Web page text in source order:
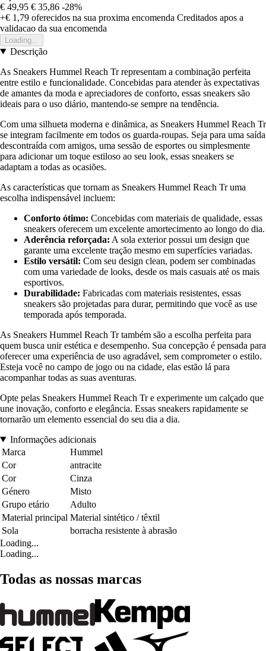
€ 49,95 € 35,86 -28%
+€ 1,79 oferecidos na sua proxima encomenda Creditados apos a
validacao da sua encomenda
Loading...
Descrição
As Sneakers Hummel Reach Tr representam a combinação perfeita
entre estilo e funcionalidade. Concebidas para atender às expectativas
de amantes da moda e apreciadores de conforto, essas sneakers são
ideais para o uso diário, mantendo-se sempre na tendência.
Com uma silhueta moderna e dinâmica, as Sneakers Hummel Reach Tr
se integram facilmente em todos os guarda-roupas. Seja para uma saída
descontraída com amigos, uma sessão de esportes ou simplesmente
para adicionar um toque estiloso ao seu look, essas sneakers se
adaptam a todas as ocasiões.
As características que tornam as Sneakers Hummel Reach Tr uma
escolha indispensável incluem:
Conforto ótimo: Concebidas com materiais de qualidade, essas
sneakers oferecem um excelente amortecimento ao longo do dia.
Aderência reforçada: A sola exterior possui um design que
garante uma excelente tração mesmo em superfícies variadas.
Estilo versátil: Com seu design clean, podem ser combinadas
com uma variedade de looks, desde os mais casuais até os mais
esportivos.
Durabilidade: Fabricadas com materiais resistentes, essas
sneakers são projetadas para durar, permitindo que você as use
temporada após temporada.
As Sneakers Hummel Reach Tr também são a escolha perfeita para
quem busca unir estética e desempenho. Sua concepção é pensada para
oferecer uma experiência de uso agradável, sem comprometer o estilo.
Esteja você no campo de jogo ou na cidade, elas estão lá para
acompanhar todas as suas aventuras.
Opte pelas Sneakers Hummel Reach Tr e experimente um calçado que
une inovação, conforto e elegância. Essas sneakers rapidamente se
tornarão um elemento essencial do seu dia a dia.
Informações adicionais
Marca
Hummel
Cor
antracite
Cor
Cinza
Género
Misto
Grupo etário
Adulto
Material principal Material sintético / têxtil
Sola
borracha resistente à abrasão
Loading...
Loading...
Todas as nossas marcas